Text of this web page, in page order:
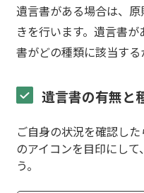
遺言書がある場合は、
きを行います。遺言書
書がどの種類に該当する
遺言書の有無と
ご自身の状況を確認した
のアイコンを目印にして
う。